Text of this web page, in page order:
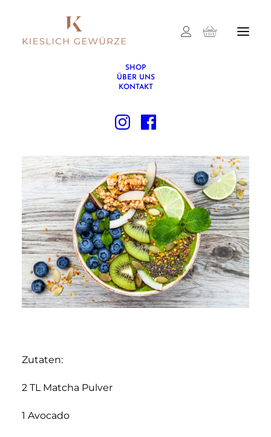
SHOP
ÜBER UNS
KONTAKT
Zutaten:
2 TL Matcha Pulver
1 Avocado